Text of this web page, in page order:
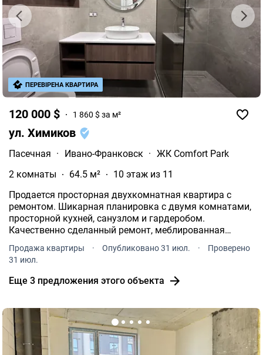
120 000 $ 1 860 $ за м²
ул. Химиков
Пасечная · Ивано-Франковск · ЖК Comfort Park
2 комнаты
64.5 м²
10 этаж из 11
Продается просторная двухкомнатная квартира с
ремонтом. Шикарная планировка с двумя комнатами,
просторной кухней, санузлом и гардеробом.
Качественно сделанный ремонт, меблированная
кухня. Из техники есть: посудомоечная машина,
духовка, микроволновая печь, газовая поверхность и
вытяжка.
Продажа квартиры · Опубликовано 31 июл. ·
Проверено
31 июл.
Еще 3 предложения этого объекта
ПЕРЕВІРЕНА КВАРТИРА